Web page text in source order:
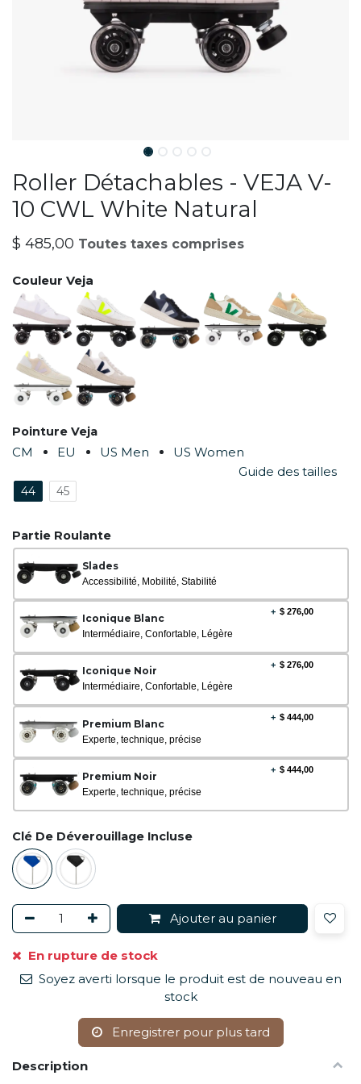
Roller Détachables - VEJA V-
10 CWL White Natural
$ 485,00 Toutes taxes comprises
Couleur Veja
Pointure Veja
CM EU US Men
US Women
Guide des tailles
44 45
Partie Roulante
Slades
Accessibilité, Mobilité, Stabilité
Iconique Blanc
Intermédiaire, Confortable, Légère
+ $ 276,00
Iconique Noir
Intermédiaire, Confortable, Légère
+ $ 276,00
Premium Blanc
Experte, technique, précise
+ $ 444,00
Premium Noir
Experte, technique, précise
+ $ 444,00
Clé De Déverouillage Incluse
Ajouter au panier
En rupture de stock
Soyez averti lorsque le produit est de nouveau en
stock
Enregistrer pour plus tard
Description